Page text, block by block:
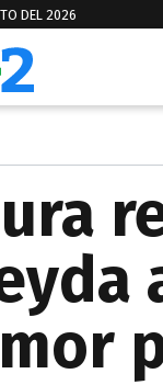
DEL 2026